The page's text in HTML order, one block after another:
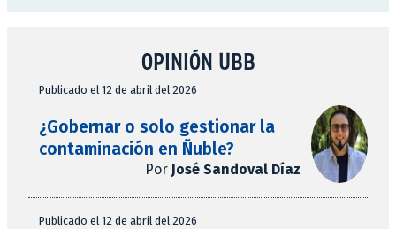
OPINIÓN UBB
Publicado el 12 de abril del 2026
¿Gobernar o solo gestionar la
contaminación en Ñuble?
Por José Sandoval Díaz
Publicado el 12 de abril del 2026